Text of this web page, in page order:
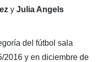
y Julia Angels
del fútbol sala
2016 y en diciembre de